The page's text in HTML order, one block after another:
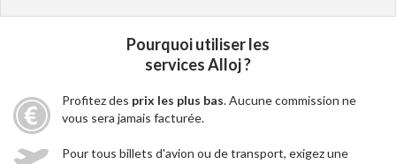
Pourquoi utiliser les
services Alloj ?
Profitez des prix les plus bas. Aucune commission ne
vous sera jamais facturée.
Pour tous billets d'avion ou de transport, exigez une